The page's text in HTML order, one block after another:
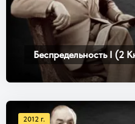
Беспредельность I (2
2012 г.